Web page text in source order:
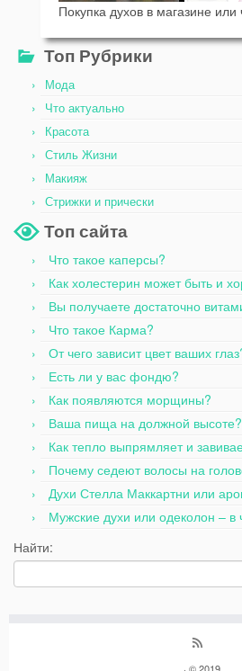
Покупка духов в магазине или
Топ Рубрики
Мода
Что актуально
Красота
Стиль Жизни
Макияж
Стрижки и прически
Топ сайта
Что такое каперсы?
Как холестерин может быть и
Вы получаете достаточно
Что такое Карма?
От чего зависит цвет ваших
Есть ли у вас фондю?
Как появляются морщины?
Ваша пища на должной высоте?
Как тепло выпрямляет и
Почему седеют волосы на
Духи Стелла Маккартни или
Мужские духи или одеколон – в
Найти: